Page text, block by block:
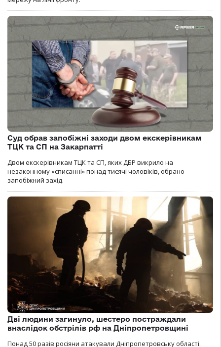
Суд обрав запобіжні заходи двом екскерівникам
ТЦК та СП на Закарпатті
Двом екскерівникам ТЦК та СП, яких ДБР викрило на
незаконному «списанні» понад тисячі чоловіків, обрано
запобіжний захід.
Дві людини загинуло, шестеро постраждали
внаслідок обстрілів рф на Дніпропетровщині
Понад 50 разів росіяни атакували Дніпропетровську області.